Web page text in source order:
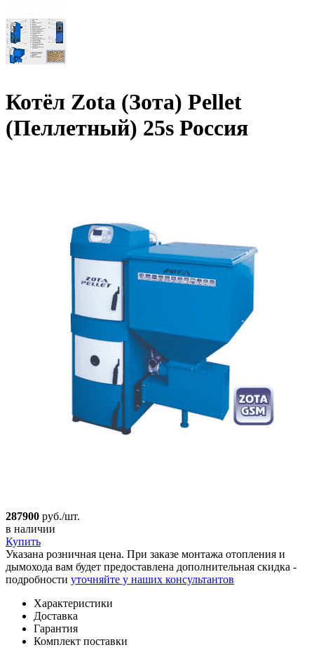
Котёл Zota (Зота) Pellet
(Пеллетный) 25s Россия
287900 руб./шт.
в наличии
Купить
Указана розничная цена. При заказе монтажа отопления и
дымохода вам будет предоставлена дополнительная скидка -
подробности уточняйте у наших консультантов
Характеристики
Доставка
Гарантия
Комплект поставки